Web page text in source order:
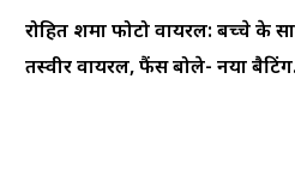
रोहित शर्मा फोटो वायरल: बच्चे के
तस्वीर वायरल, फैंस बोले- नया